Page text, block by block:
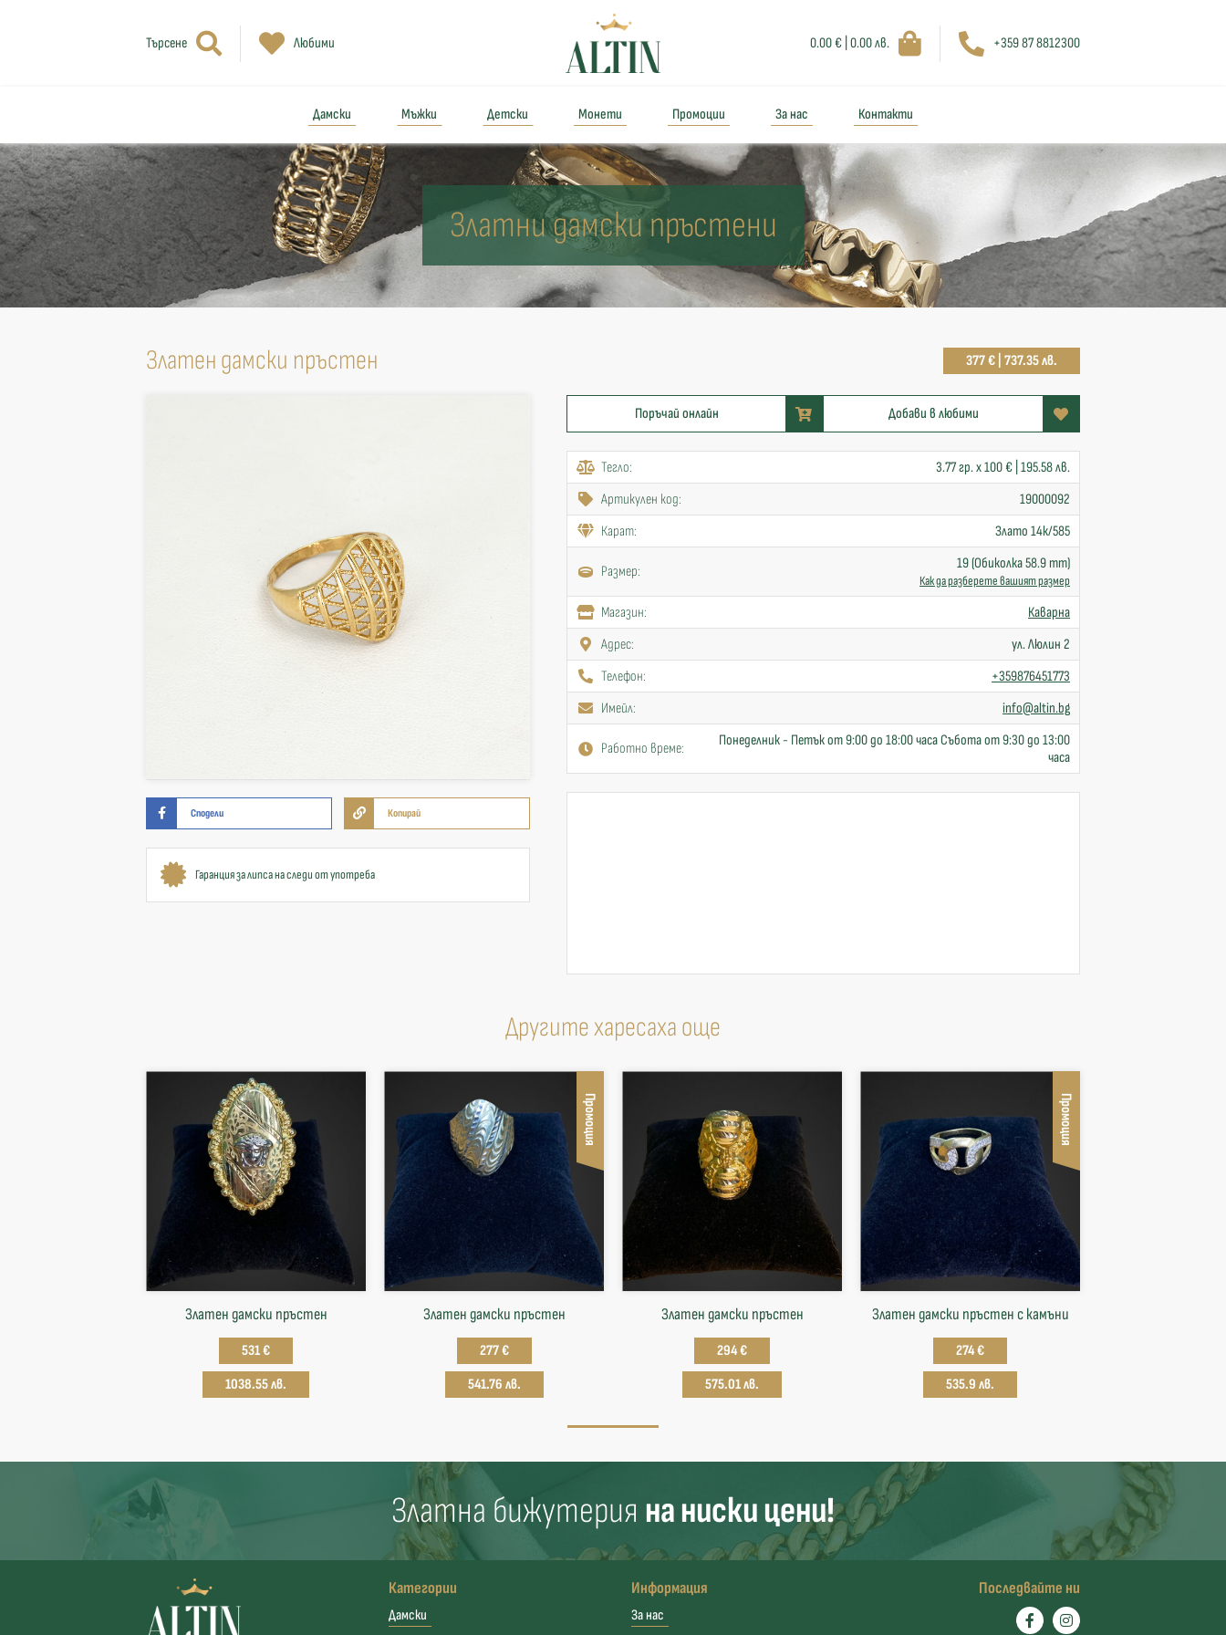
Търсене Любими 0.00 € | 0.00 лв. +359 87 8812300
Дамски Мъжки Детски Монети Промоции За нас Контакти
Златни дамски пръстени
Златен дамски пръстен 377 € | 737.35 лв.
Сподели Копирай
Гаранция за липса на следи от употреба
Поръчай онлайн Добави в любими
Тегло:
3.77 гр. x 100 € | 195.58 лв.
Артикулен код:
19000092
Карат:
Злато 14к/585
Размер: 19 (Обиколка 58.9 mm)
Как да разберете вашият размер
Mагазин:
Каварна
Адрес:
ул. Люлин 2
Телефон:
+359876451773
Имейл:
info@altin.bg
Работно време:
Понеделник - Петък от 9:00 до 18:00 часа Събота от 9:30 до 13:00
часа
Другите харесаха още
Златен дамски пръстен
531 €
1038.55 лв.
Промоция
Златен дамски пръстен
277 €
541.76 лв.
Златен дамски пръстен
294 €
575.01 лв.
Промоция
Златен дамски пръстен с камъни
274 €
535.9 лв.
Златна бижутерия на ниски цени!
Категории
Дамски
Информация
За нас
Последвайте ни